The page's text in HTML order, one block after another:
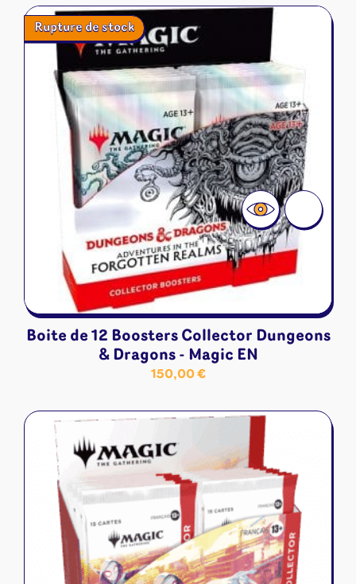
Rupture de stock
Boite de 12 Boosters Collector Dungeons
& Dragons - Magic EN
150,00€